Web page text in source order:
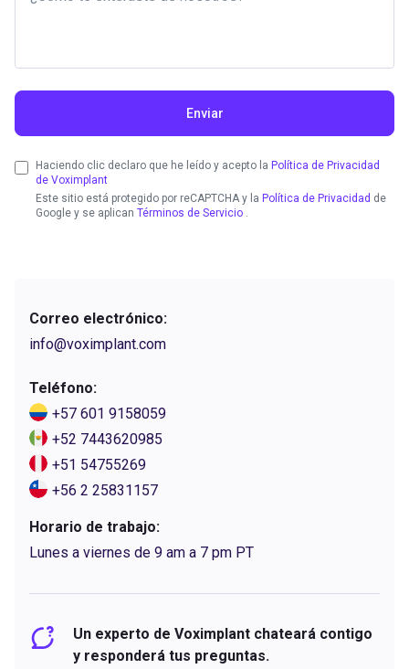
Enviar
Haciendo clic declaro que he leído y acepto la Política de Privacidad
de Voximplant
Este sitio está protegido por reCAPTCHA y la Política de Privacidad de
Google y se aplican Términos de Servicio .
Correo electrónico:
info@voximplant.com
Teléfono:
+57 601 9158059
+52 7443620985
+51 54755269
+56 2 25831157
Horario de trabajo:
Lunes a viernes de 9 am a 7 pm PT
Un experto de Voximplant chateará contigo
y responderá tus preguntas.